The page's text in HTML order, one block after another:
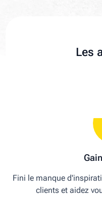
Les
Fini le manque
clients et aidez